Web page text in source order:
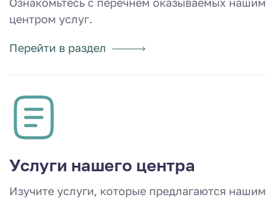
центром услуг.
Перейти в раздел
Услуги нашего центра
Изучите услуги, которые предлагаются нашим